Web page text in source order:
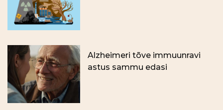
Alzheimeri tõve immuunravi
astus sammu edasi